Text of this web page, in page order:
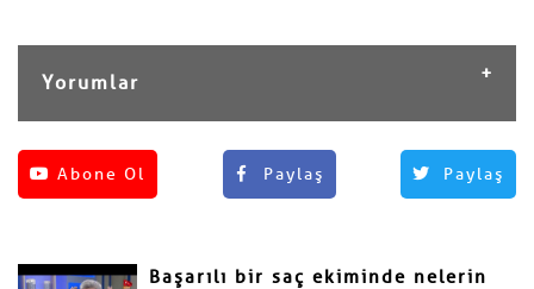
Abone Ol Paylaş Paylaş
Yorumlar
Henüz yorum yapılmamış.
Adınız ve Soyadınız
Başarılı bir saç ekiminde nelerin